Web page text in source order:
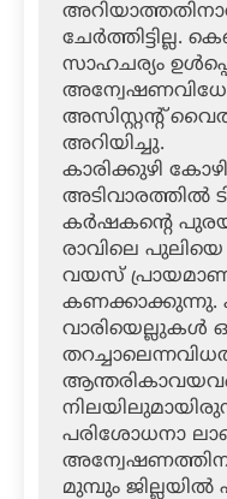
ചേര്‍ത്തിട്ടില്ല.
സാഹചര്യം
അസിസ്റ്റന്റ്
അറിയിച്ചു.
കാരിക്കുഴി
അടിവാരത്തില്‍
കര്‍ഷകന്റെ
രാവിലെ
വയസ്
കണക്കാക്കുന്നു.
വാരിയെല്ലുകള്‍
പരിശോധനാ
മുമ്പും